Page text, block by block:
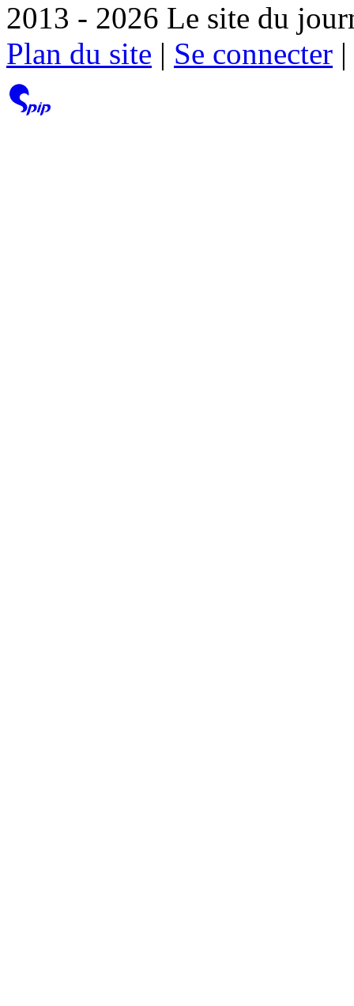
2013 - 2026 Le site du
Plan du site | Se connecter |